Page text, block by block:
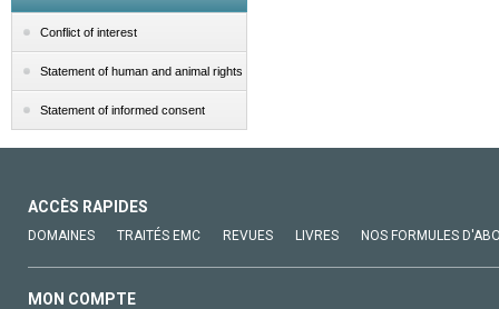
Conflict of interest
Statement of human and animal rights
Statement of informed consent
ACCÈS RAPIDES
DOMAINES TRAITÉS EMC REVUES LIVRES NOS FORMULES
MON COMPTE